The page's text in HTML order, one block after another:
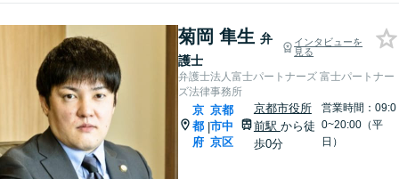
菊岡 隼生 弁
護士
インタビューを
見る
弁護士法人富士パートナーズ 富士パートナー
ズ法律事務所
京
都
府
|
京都
市中
京区
京都市役所
前駅 から徒
歩0分
営業時間：09:0
0~20:00（平
日）